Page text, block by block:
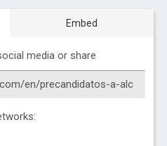
Embed
media or share